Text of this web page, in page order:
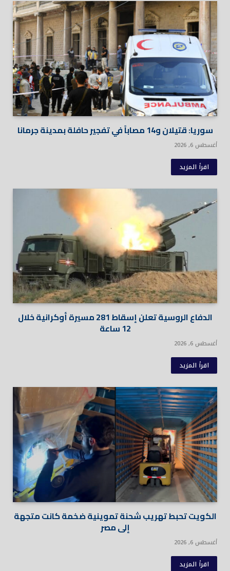
سوريا: قتيلان و14 مصاباً في تفجير حافلة بمدينة جرمانا
أغسطس 6, 2026
اقرأ المزيد
الدفاع الروسية تعلن إسقاط 281 مسيرة أوكرانية خلال
12 ساعة
أغسطس 6, 2026
اقرأ المزيد
الكويت تحبط تهريب شحنة تموينية ضخمة كانت متجهة
إلى مصر
أغسطس 6, 2026
اقرأ المزيد